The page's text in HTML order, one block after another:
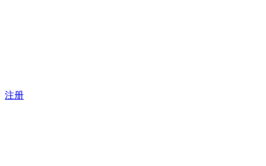
注册